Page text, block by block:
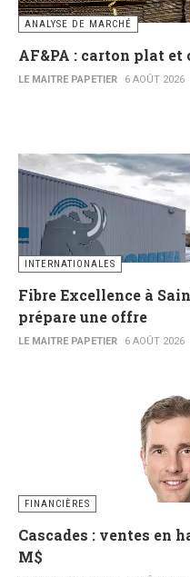
ANALYSE DE MARCHÉ
AF&PA : carton plat
LE MAITRE PAPETIER 6 AOÛT 2026
INTERNATIONALES
Fibre Excellence à
prépare une offre
LE MAITRE PAPETIER 6 AOÛT 2026
FINANCIÈRES
Cascades : ventes en
M$